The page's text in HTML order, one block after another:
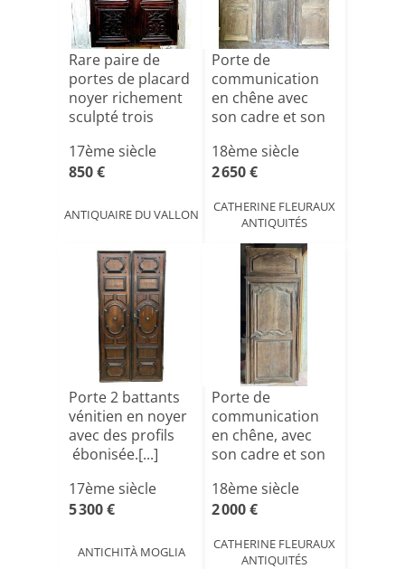
Rare paire de
portes de placard
noyer richement
sculpté trois
17ème siècle
850 €
ANTIQUAIRE DU VALLON
Porte de
communication
en chêne avec
son cadre et son
18ème siècle
2 650 €
CATHERINE FLEURAUX
ANTIQUITÉS
Porte 2 battants
vénitien en noyer
avec des profils
ébonisée.[...]
17ème siècle
5 300 €
ANTICHITÀ MOGLIA
Porte de
communication
en chêne, avec
son cadre et son
18ème siècle
2 000 €
CATHERINE FLEURAUX
ANTIQUITÉS